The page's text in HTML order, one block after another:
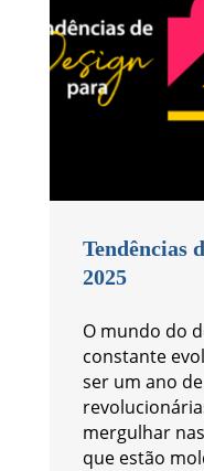
Tendências
2025
O mundo do
constante
ser um ano
mergulhar
que estão